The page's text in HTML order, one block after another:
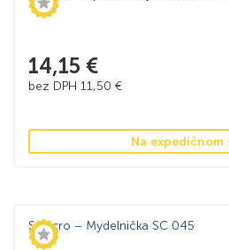
14,15 €
bez DPH 11,50 €
Na expedičnom
Sanicro – Mydelnička SC 045